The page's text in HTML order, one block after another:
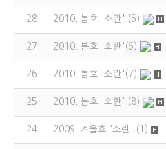
28 2010, 봄호 '소란' (5)
27 2010, 봄호 '소란'(6)
26 2010, 봄호 '소란'(7)
25 2010, 봄호 '소란' (8)
24 2009. 겨울호 '소란' (1)